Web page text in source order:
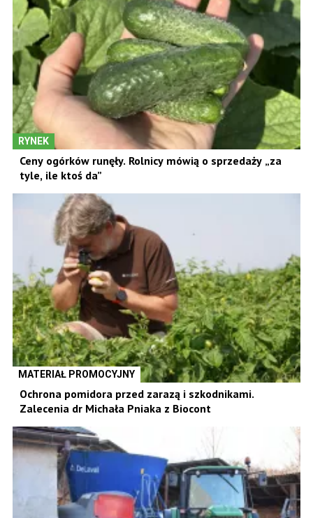
RYNEK
Ceny ogórków runęły. Rolnicy mówią o sprzedaży „za
tyle, ile ktoś da”
MATERIAŁ PROMOCYJNY
Ochrona pomidora przed zarazą i szkodnikami.
Zalecenia dr Michała Pniaka z Biocont